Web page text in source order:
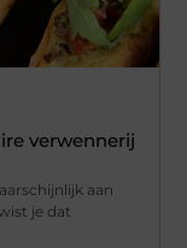
verwennerij
aan
je dat